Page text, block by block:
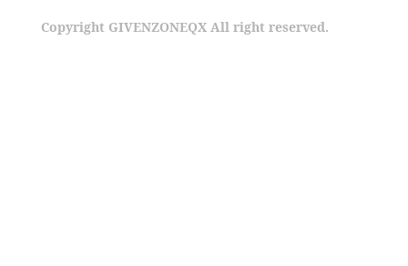
Copyright GIVENZONEQX All right reserved.